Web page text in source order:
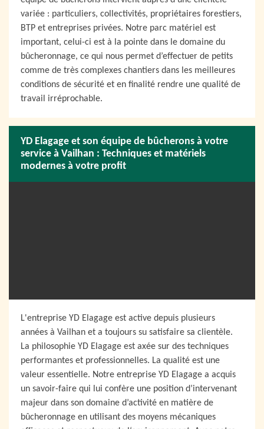
variée : particuliers, collectivités, propriétaires forestiers,
BTP et entreprises privées. Notre parc matériel est
important, celui-ci est à la pointe dans le domaine du
bûcheronnage, ce qui nous permet d’effectuer de petits
comme de très complexes chantiers dans les meilleures
conditions de sécurité et en finalité rendre une qualité de
travail irréprochable.
YD Elagage et son équipe de bûcherons à votre
service à Vailhan : Techniques et matériels
modernes à votre profit
L'entreprise YD Elagage est active depuis plusieurs
années à Vailhan et a toujours su satisfaire sa clientèle.
La philosophie YD Elagage est axée sur des techniques
performantes et professionnelles. La qualité est une
valeur essentielle. Notre entreprise YD Elagage a acquis
un savoir-faire qui lui confère une position d’intervenant
majeur dans son domaine d’activité en matière de
bûcheronnage en utilisant des moyens mécaniques